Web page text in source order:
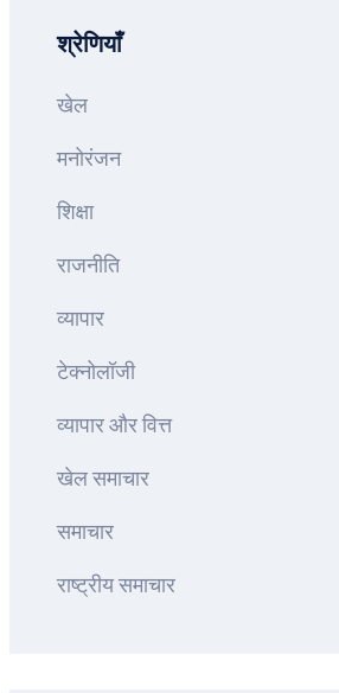
श्रेणियाँ
खेल
मनोरंजन
शिक्षा
राजनीति
व्यापार
टेक्नोलॉजी
व्यापार और वित्त
खेल समाचार
समाचार
राष्ट्रीय समाचार